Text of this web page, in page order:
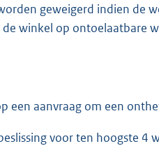
geweigerd indien de
de winkel op ontoelaatbare
een aanvraag om een
voor ten hoogste 4